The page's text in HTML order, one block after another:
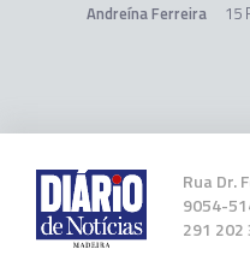
Andreína Ferreira 15
Rua Dr.
9054-
291 202